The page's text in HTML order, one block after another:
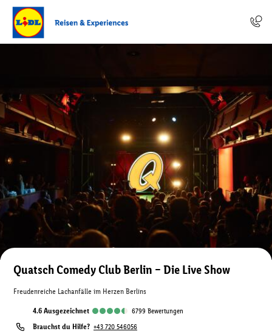
Quatsch Comedy Club Berlin – Die Live Show
Freudenreiche Lachanfälle im Herzen Berlins
4.6 ausgezeichnet 6799 Bewertungen
Brauchst du Hilfe? +43 720 546056